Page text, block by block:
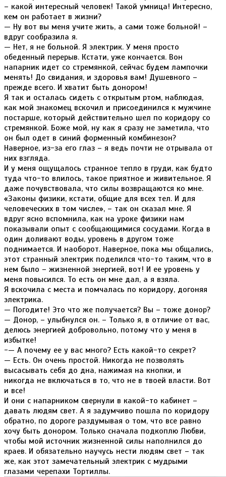
– какой интересный человек! Такой умница! Интересно,
кем он работает в жизни?
— Ну вот вы меня учите жить, а сами тоже больной! –
вдруг сообразила я.
— Нет, я не больной. Я электрик. У меня просто
обеденный перерыв. Кстати, уже кончается. Вон
напарник идет со стремянкой, сейчас будем лампочки
менять! До свидания, и здоровья вам! Душевного –
прежде всего. И хватит быть донором!
Я так и осталась сидеть с открытым ртом, наблюдая,
как мой знакомец вскочил и присоединился к мужчине
постарше, который действительно шел по коридору со
стремянкой. Боже мой, ну как я сразу не заметила, что
он был одет в синий форменный комбинезон?
Наверное, из-за его глаз – я ведь почти не отрывала от
них взгляда.
И у меня ощущалось странное тепло в груди, как будто
туда что-то влилось, такое приятное и живительное. Я
даже почувствовала, что силы возвращаются ко мне.
«Законы физики, кстати, общие для всех тел. И для
человеческих в том числе», – так он сказал мне. Я
вдруг ясно вспомнила, как на уроке физики нам
показывали опыт с сообщающимися сосудами. Когда в
один доливают воды, уровень в другом тоже
поднимается. И наоборот. Наверное, пока мы общались,
этот странный электрик поделился что-то таким, что в
нем было – жизненной энергией, вот! И ее уровень у
меня повысился. То есть он мне дал, а я взяла.
Я вскочила с места и помчалась по коридору, догоняя
электрика.
— Погодите! Это что же получается? Вы – тоже донор?
— Донор, – улыбнулся он. – Только я, в отличие от вас,
делюсь энергией добровольно, потому что у меня в
избытке!
-— А почему ее у вас много? Есть какой-то секрет?
— Есть. Он очень простой. Никогда не позволять
высасывать себя до дна, нажимая на кнопки, и
никогда не включаться в то, что не в твоей власти. Вот
и все!
И они с напарником свернули в какой-то кабинет –
давать людям свет. А я задумчиво пошла по коридору
обратно, по дороге раздумывая о том, что все равно
хочу быть донором. Только сначала подкоплю Любви,
чтобы мой источник жизненной силы наполнился до
краев. И обязательно научусь нести людям свет – так
же, как этот замечательный электрик с мудрыми
глазами черепахи Тортиллы.